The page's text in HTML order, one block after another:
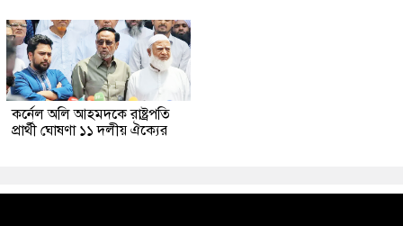
কর্নেল অলি আহমদকে রাষ্ট্রপতি
প্রার্থী ঘোষণা ১১ দলীয় ঐক্যের